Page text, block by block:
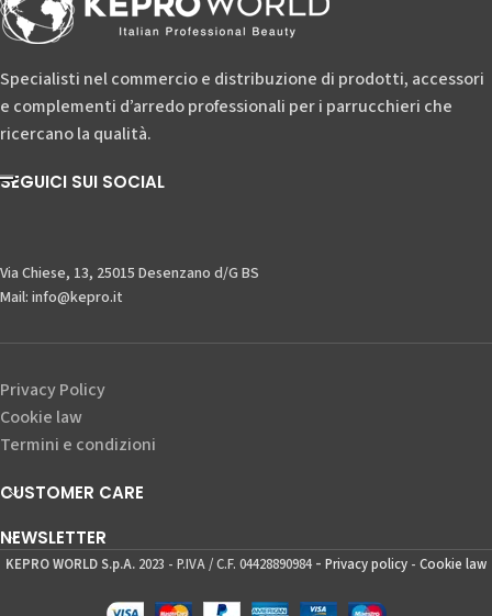
Specialisti nel commercio e distribuzione di prodotti, accessori
e complementi d’arredo professionali per i parrucchieri che
ricercano la qualità.
SEGUICI SUI SOCIAL
Via Chiese, 13, 25015 Desenzano d/G BS
Mail: info@kepro.it
Privacy Policy
Cookie law
Termini e condizioni
CUSTOMER CARE
NEWSLETTER
KEPRO WORLD S.p.A. 2023 - P.IVA / C.F. 04428890984 - Privacy policy - Cookie law